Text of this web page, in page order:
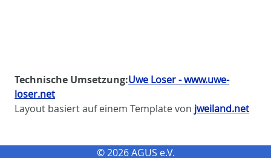
Technische Umsetzung:Uwe Loser - www.uwe-
loser.net
Layout basiert auf einem Template von jweiland.net
© 2026 AGUS e.V.